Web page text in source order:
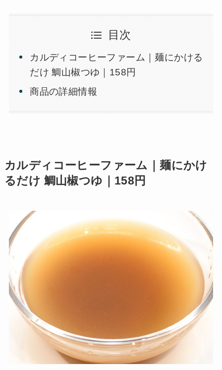
目次
カルディコーヒーファーム｜麺にかける
だけ 鯛山椒つゆ｜158円
商品の詳細情報
カルディコーヒーファーム｜麺にかけ
るだけ 鯛山椒つゆ｜158円